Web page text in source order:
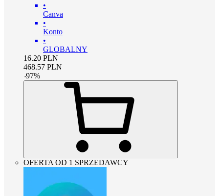
•
Canva
•
Konto
•
GLOBALNY
16.20 PLN
468.57 PLN
-97%
OFERTA OD 1 SPRZEDAWCY